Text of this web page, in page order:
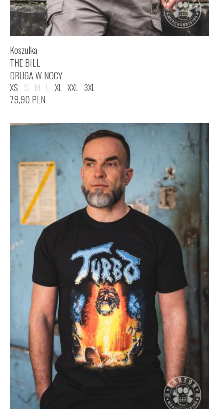
Koszulka
THE BILL
DRUGA W NOCY
XS S M L XL XXL 3XL
79,90 PLN